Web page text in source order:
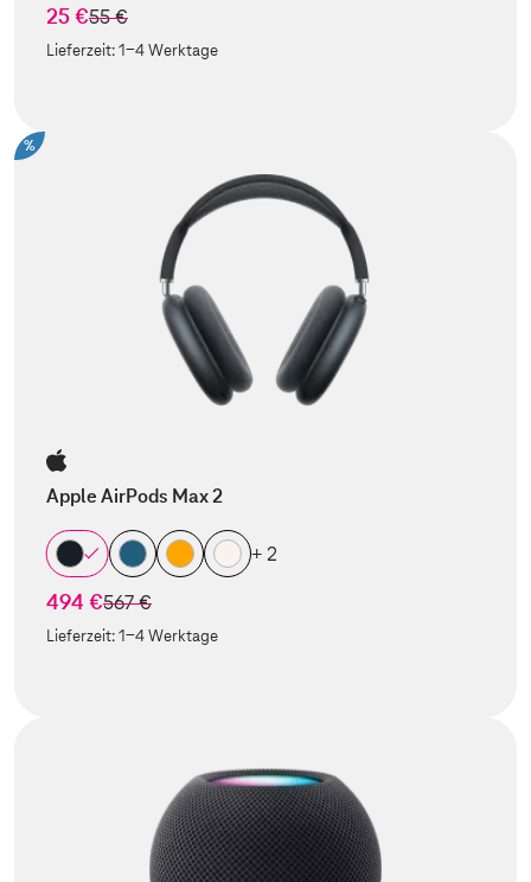
25 €statt
55 €
Lieferzeit:1-4 Werktage
%
Apple AirPods Max 2
+ 2
494 €statt
567 €
Lieferzeit:1-4 Werktage